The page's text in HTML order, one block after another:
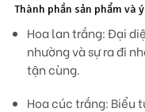
Thành phần sản phẩm và
Hoa lan trắng:Đại
nhường và sự ra đi
tận cùng.
Hoa cúc trắng: Biểu